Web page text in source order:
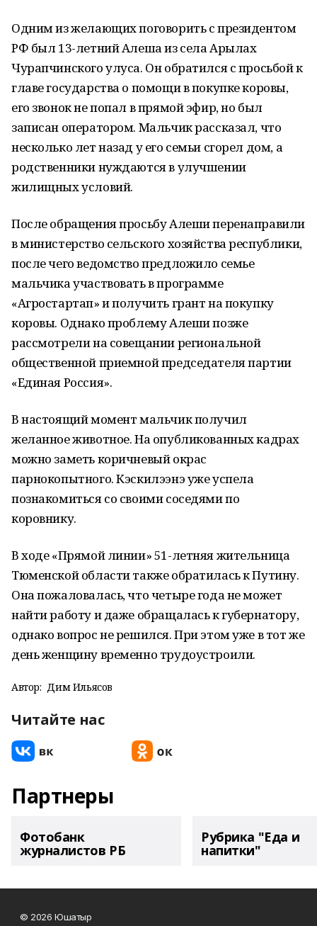
Одним из желающих поговорить с президентом
РФ был 13-летний Алеша из села Арылах
Чурапчинского улуса. Он обратился с просьбой к
главе государства о помощи в покупке коровы,
его звонок не попал в прямой эфир, но был
записан оператором. Мальчик рассказал, что
несколько лет назад у его семьи сгорел дом, а
родственники нуждаются в улучшении
жилищных условий.
После обращения просьбу Алеши перенаправили
в министерство сельского хозяйства республики,
после чего ведомство предложило семье
мальчика участвовать в программе
«Агростартап» и получить грант на покупку
коровы. Однако проблему Алеши позже
рассмотрели на совещании региональной
общественной приемной председателя партии
«Единая Россия».
В настоящий момент мальчик получил
желанное животное. На опубликованных кадрах
можно заметь коричневый окрас
парнокопытного. Кэскилээнэ уже успела
познакомиться со своими соседями по
коровнику.
В ходе «Прямой линии» 51-летняя жительница
Тюменской области также обратилась к Путину.
Она пожаловалась, что четыре года не может
найти работу и даже обращалась к губернатору,
однако вопрос не решился. При этом уже в тот же
день женщину временно трудоустроили.
Автор: Дим Ильясов
Читайте нас
Партнеры
Фотобанк
журналистов РБ
Рубрика "Еда и
напитки"
© 2026 Юшатыр